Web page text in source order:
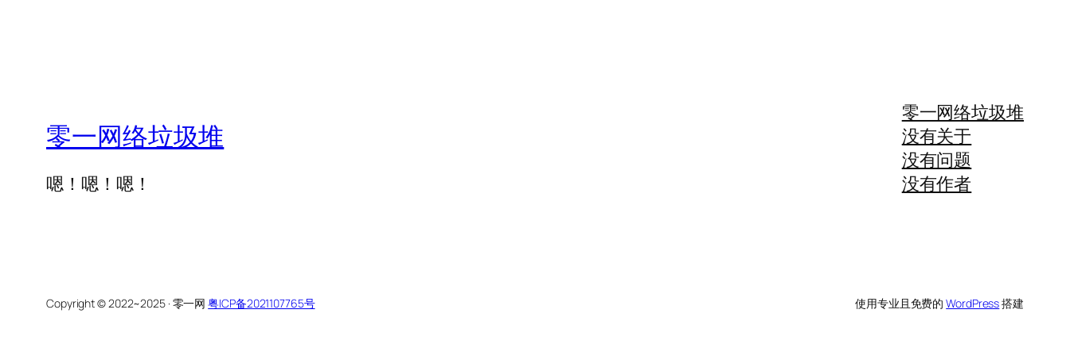
零一网络垃圾堆
嗯！嗯！嗯！
零一网络垃圾堆
没有关于
没有问题
没有作者
Copyright © 2022~2025 · 零一网粤ICP备2021107765号 使用专业且免费的WordPress搭建